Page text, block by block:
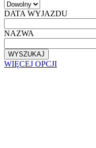
DATA WYJAZDU
NAZWA
WYSZUKAJ
WIĘCEJ OPCJI